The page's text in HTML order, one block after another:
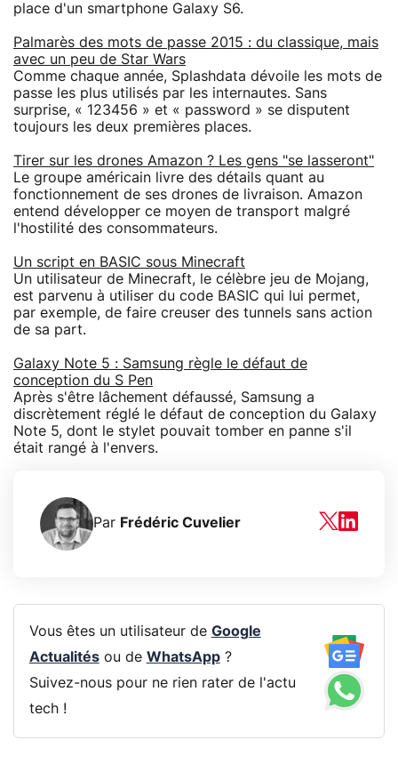
place d'un smartphone Galaxy S6.
Palmarès des mots de passe 2015 : du classique, mais
avec un peu de Star Wars
Comme chaque année, Splashdata dévoile les mots de
passe les plus utilisés par les internautes. Sans
surprise, « 123456 » et « password » se disputent
toujours les deux premières places.
Tirer sur les drones Amazon ? Les gens "se lasseront"
Le groupe américain livre des détails quant au
fonctionnement de ses drones de livraison. Amazon
entend développer ce moyen de transport malgré
l'hostilité des consommateurs.
Un script en BASIC sous Minecraft
Un utilisateur de Minecraft, le célèbre jeu de Mojang,
est parvenu à utiliser du code BASIC qui lui permet,
par exemple, de faire creuser des tunnels sans action
de sa part.
Galaxy Note 5 : Samsung règle le défaut de
conception du S Pen
Après s'être lâchement défaussé, Samsung a
discrètement réglé le défaut de conception du Galaxy
Note 5, dont le stylet pouvait tomber en panne s'il
était rangé à l'envers.
Par Frédéric Cuvelier
Vous êtes un utilisateur de Google
Actualitésou de WhatsApp?
Suivez-nous pour ne rien rater de l'actu
tech !